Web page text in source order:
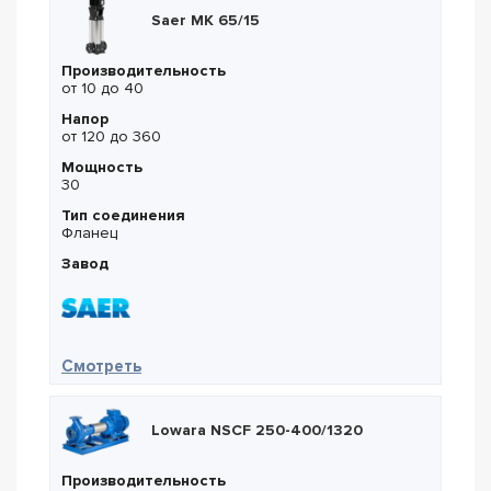
Saer MK 65/15
Производительность
от 10 до 40
Напор
от 120 до 360
Мощность
30
Тип соединения
Фланец
Завод
Смотреть— Saer MK 65/15
Lowara NSCF 250-400/1320
Производительность